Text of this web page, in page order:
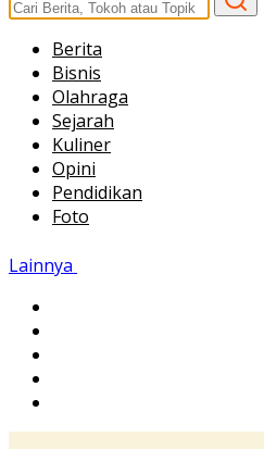
Berita
Bisnis
Olahraga
Sejarah
Kuliner
Opini
Pendidikan
Foto
Lainnya